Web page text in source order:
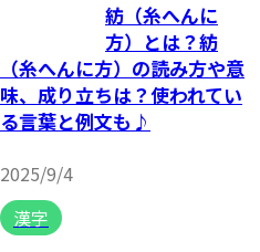
紡（糸へんに
方）とは？紡
（糸へんに方）の読み方や意
味、成り立ちは？使われてい
る言葉と例文も♪
2025/9/4
漢字